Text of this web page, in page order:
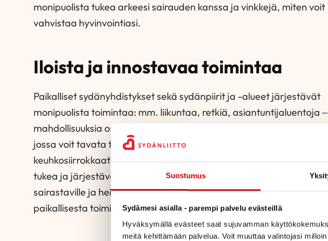
Suostumus
Sydämesi asialla - parempi palvelu evästeillä
Hyväksymällä evästeet saat sujuvamman
meitä kehittämään palvelua. Voit muuttaa valintojasi
monipuolista tukea arkeesi sairauden kanssa ja vinkkejä, miten voit
vahvistaa hyvinvointiasi.
Iloista ja innostavaa toimintaa
Paikalliset sydänyhdistykset sekä sydänpiirit ja -alueet järjestävät
monipuolista toimintaa: mm. liikuntaa, retkiä, asiantuntijaluentoja –
mahdollisuuksia osallistua ja innostua. Sydänliitto tarjoaa paikan,
jossa voit tavata toisia. Valtakunnalliset Karpatiat, Sydän- ja
keuhkosiirrokkaat – Syke sekä Sydänlapset ja -aikuiset tarjoavat
tukea ja järjestävät toimintaa harvinaisempia sydänsairauksia
sairastaville ja heidän läheisilleen. Löydät tietoa alueellisesta ja
paikallisesta toiminnasta sekä tapahtumakalenterimme alempaa.